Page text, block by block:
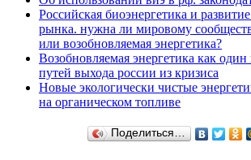
Российская биоэнергетика и
рынка. нужна ли мировому
или возобновляемая энергетика?
Возобновляемая энергетика как
путей выхода россии из кризиса
Новые экологически чистые
на органическом топливе
Поделиться…